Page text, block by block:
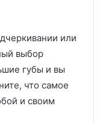
или
выбор
губы и вы
что самое
и своим